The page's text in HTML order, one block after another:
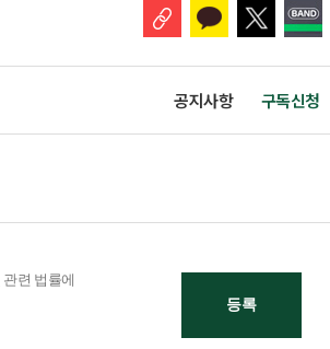
공지사항 구독신청